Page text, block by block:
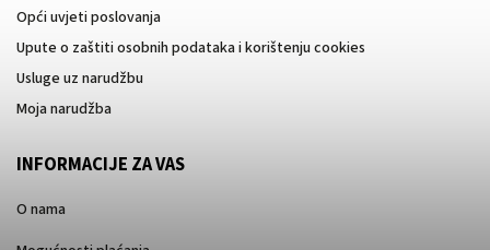
Opći uvjeti poslovanja
Upute o zaštiti osobnih podataka i korištenju cookies
Usluge uz narudžbu
Moja narudžba
INFORMACIJE ZA VAS
O nama